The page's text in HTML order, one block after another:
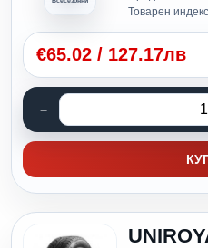
Товарен
€65.02 / 127.17лв